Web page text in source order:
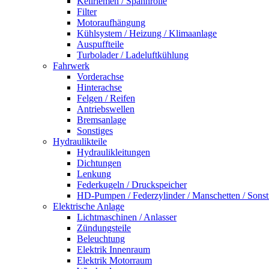
Filter
Motoraufhängung
Kühlsystem / Heizung / Klimaanlage
Auspuffteile
Turbolader / Ladeluftkühlung
Fahrwerk
Vorderachse
Hinterachse
Felgen / Reifen
Antriebswellen
Bremsanlage
Sonstiges
Hydraulikteile
Hydraulikleitungen
Dichtungen
Lenkung
Federkugeln / Druckspeicher
HD-Pumpen / Federzylinder / Manschetten /
Elektrische Anlage
Lichtmaschinen / Anlasser
Zündungsteile
Beleuchtung
Elektrik Innenraum
Elektrik Motorraum